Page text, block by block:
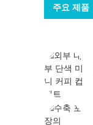
주요 제품